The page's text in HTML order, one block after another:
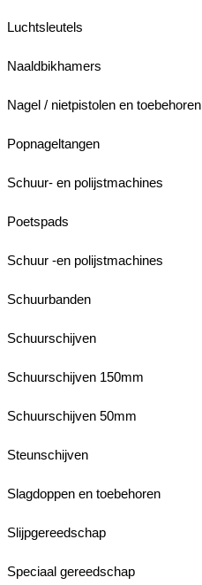
Luchtsleutels
Naaldbikhamers
Nagel / nietpistolen en toebehoren
Popnageltangen
Schuur- en polijstmachines
Poetspads
Schuur -en polijstmachines
Schuurbanden
Schuurschijven
Schuurschijven 150mm
Schuurschijven 50mm
Steunschijven
Slagdoppen en toebehoren
Slijpgereedschap
Speciaal gereedschap